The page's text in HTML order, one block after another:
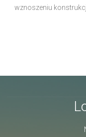
wznoszeniu